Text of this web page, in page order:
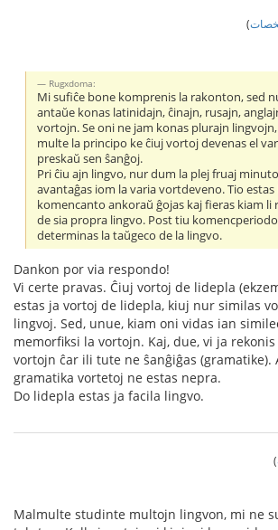
)
Rugxdoma:
Mi sufiĉe bone komprenis la rakonton, sed
antaŭe konas latinidajn, ĉinajn, rusajn,
vortojn. Se oni ne jam konas plurajn
multe la principo ke ĉiuj vortoj devenas el
preskaŭ sen ŝanĝoj.
Pri ĉiu ajn lingvo, nur dum la plej fruaj
avantaĝas iom la varia vortdeveno. Tio estas
komencanto ankoraŭ ĝojas kaj fieras kiam li
de sia propra lingvo. Post tiu
determinas la taŭgeco de la lingvo.
Dankon por via respondo!
Vi certe pravas. Ĉiuj vortoj de lidepla
estas ja vortoj de lidepla, kiuj nur similas
lingvoj. Sed, unue, kiam oni vidas ian
memorfiksi la vortojn. Kaj, due, vi ja
vortojn ĉar ili tute ne ŝanĝiĝas (gramatike).
gramatika vortetoj ne estas nepra.
Do lidepla estas ja facila lingvo.
)
Malmulte studinte multojn lingvon, mi ne